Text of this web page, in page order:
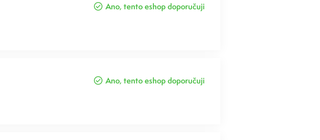
Ano, tento eshop doporučuji
Ano, tento eshop doporučuji